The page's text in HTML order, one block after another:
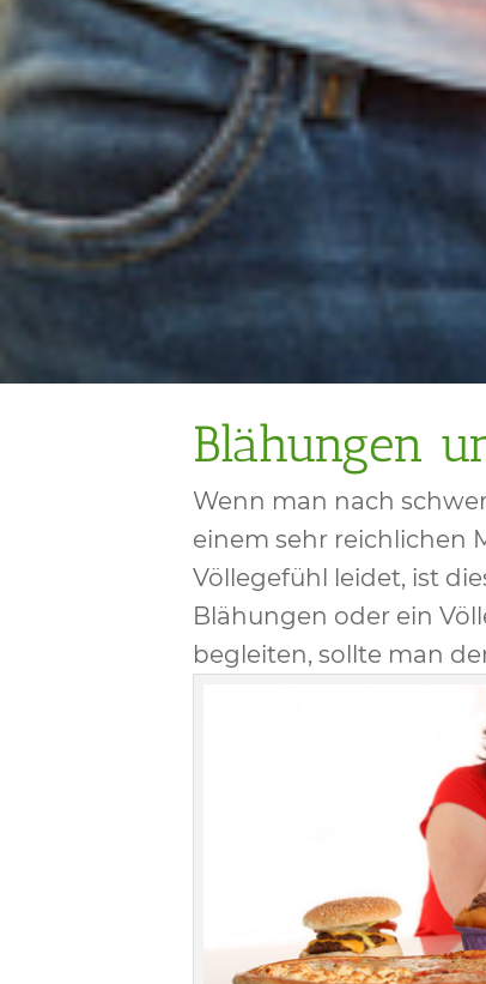
Blähungen
Wenn man nach
einem sehr reichlichen
Völlegefühl leidet, ist
Blähungen oder ein
begleiten, sollte man